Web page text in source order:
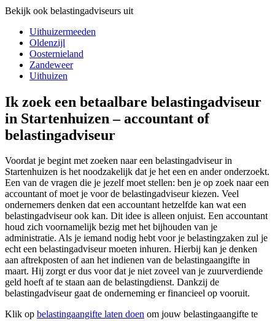
Bekijk ook belastingadviseurs uit
Uithuizermeeden
Oldenzijl
Oosternieland
Zandeweer
Uithuizen
Ik zoek een betaalbare belastingadviseur
in Startenhuizen – accountant of
belastingadviseur
Voordat je begint met zoeken naar een belastingadviseur in
Startenhuizen is het noodzakelijk dat je het een en ander onderzoekt.
Een van de vragen die je jezelf moet stellen: ben je op zoek naar een
accountant of moet je voor de belastingadviseur kiezen. Veel
ondernemers denken dat een accountant hetzelfde kan wat een
belastingadviseur ook kan. Dit idee is alleen onjuist. Een accountant
houd zich voornamelijk bezig met het bijhouden van je
administratie. Als je iemand nodig hebt voor je belastingzaken zul je
echt een belastingadviseur moeten inhuren. Hierbij kan je denken
aan aftrekposten of aan het indienen van de belastingaangifte in
maart. Hij zorgt er dus voor dat je niet zoveel van je zuurverdiende
geld hoeft af te staan aan de belastingdienst. Dankzij de
belastingadviseur gaat de onderneming er financieel op vooruit.
Klik op belastingaangifte laten doen om jouw belastingaangifte te